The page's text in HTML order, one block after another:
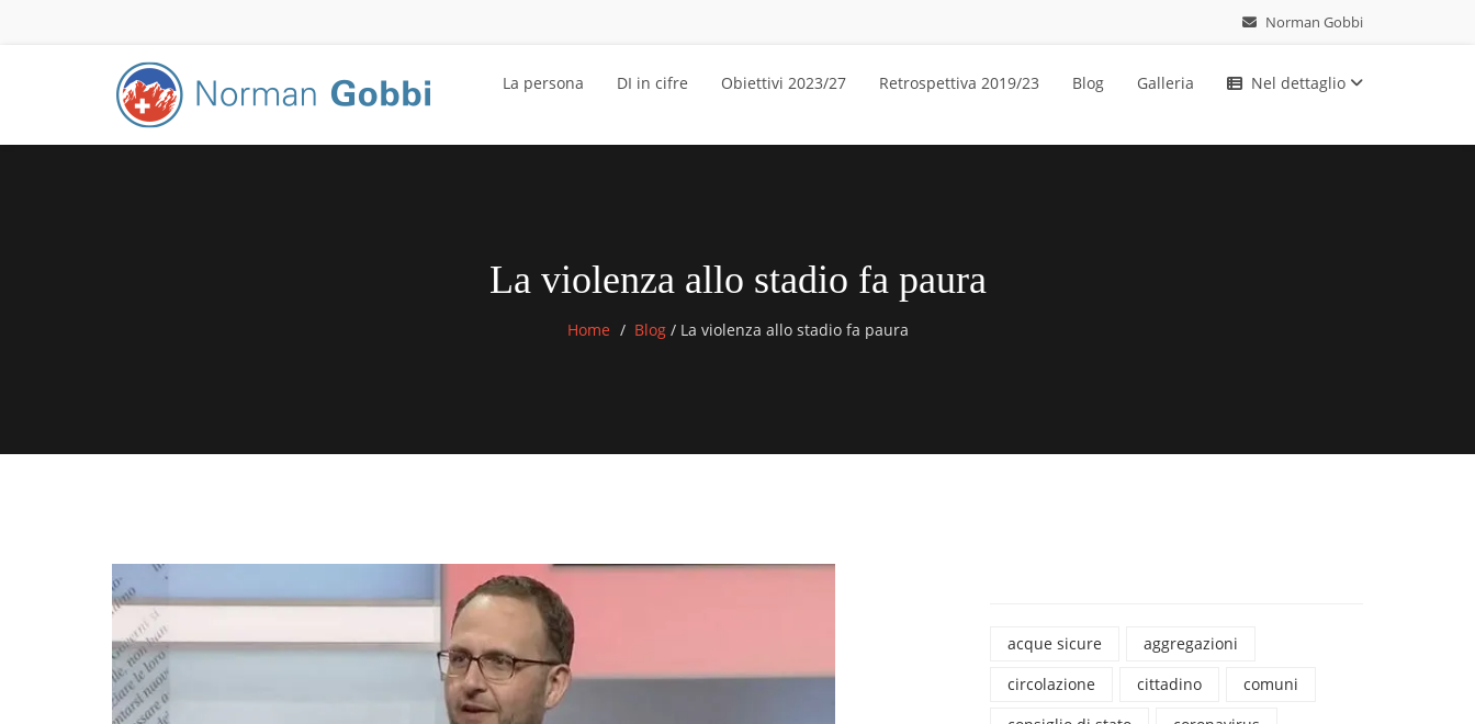
Norman Gobbi
La persona DI in cifre Obiettivi 2023/27 Retrospettiva 2019/23 Blog Galleria Nel dettaglio
La violenza allo stadio fa paura
Home Blog /La violenza allo stadio fa paura
acque sicure
aggregazioni
circolazione
cittadino
comuni